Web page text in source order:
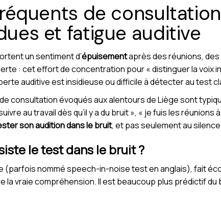
de
et fatigue auditive
un sentiment d’épuisementaprès des réunions, des
: cet effort de concentration pour « distinguer la
auditive est insidieuse ou difficile à détecter au test
consultation évoqués aux alentours de Liège sont
au travail dès qu’il y a du bruit », « je fuis les
son audition dans le bruit, et pas seulement au
le test dans le bruit ?
(parfois nommé speech-in-noise test en anglais), fait
la vraie compréhension. Il est beaucoup plus prédictif du